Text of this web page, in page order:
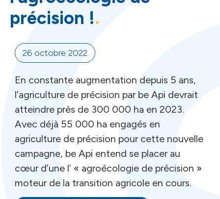
précision !
26 octobre 2022
En constante augmentation depuis 5 ans,
l’agriculture de précision par be Api devrait
atteindre près de 300 000 ha en 2023.
Avec déjà 55 000 ha engagés en
agriculture de précision pour cette nouvelle
campagne, be Api entend se placer au
cœur d’une l’ « agroécologie de précision »
moteur de la transition agricole en cours.